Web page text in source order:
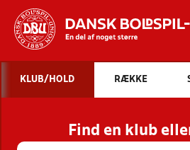
STILLINGER,
HOLD
KLUB/HOLD RÆKKE
Find en klub